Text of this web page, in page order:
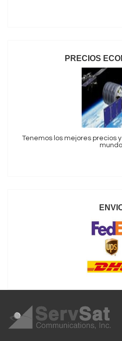
PRECIOS
Tenemos los mejores precios
mundo.